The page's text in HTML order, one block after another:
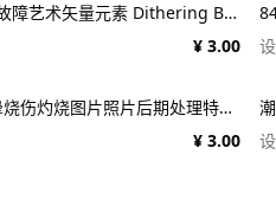
144款Y2K像素风故障艺术矢量元素 Dithering Bitmap Vector Shapes Collection
¥ 3.00
复古电影大片光晕烧伤灼烧图片照片后期处理特效PSD样机 Light Leaks Overlays Template
¥ 3.00